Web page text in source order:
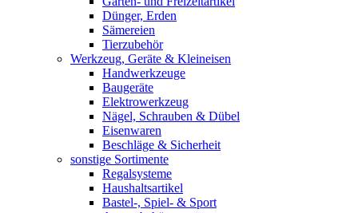
Dünger, Erden
Sämereien
Tierzubehör
Werkzeug, Geräte & Kleineisen
Handwerkzeuge
Baugeräte
Elektrowerkzeug
Nägel, Schrauben & Dübel
Eisenwaren
Beschläge & Sicherheit
sonstige Sortimente
Regalsysteme
Haushaltsartikel
Bastel-, Spiel- & Sport